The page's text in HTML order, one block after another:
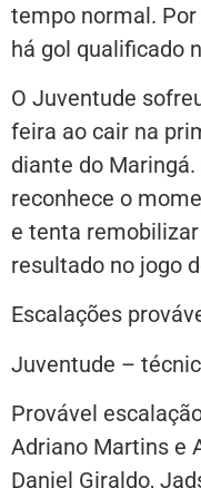
tempo normal.
há gol qualificado
O Juventude
feira ao cair na
diante do
reconhece o
e tenta
resultado no jogo
Escalações
Juventude –
Provável
Adriano Martins e
Daniel Giraldo,